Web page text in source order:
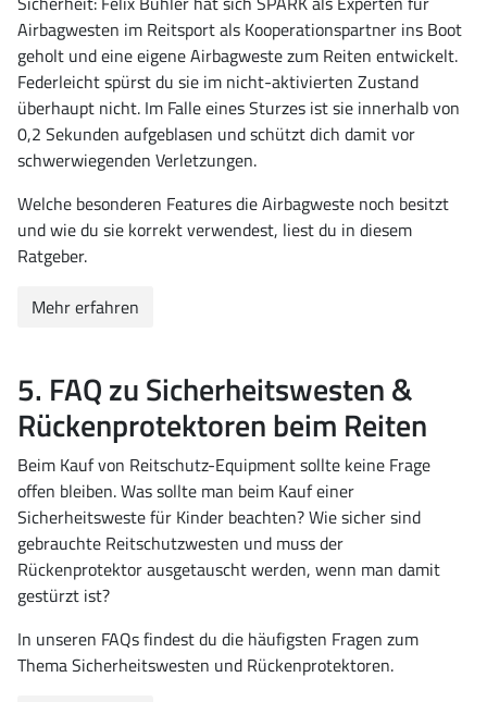
Airbagwesten im Reitsport als Kooperationspartner ins Boot
geholt und eine eigene Airbagweste zum Reiten entwickelt.
Federleicht spürst du sie im nicht-aktivierten Zustand
überhaupt nicht. Im Falle eines Sturzes ist sie innerhalb von
0,2 Sekunden aufgeblasen und schützt dich damit vor
schwerwiegenden Verletzungen.
Welche besonderen Features die Airbagweste noch besitzt
und wie du sie korrekt verwendest, liest du in diesem
Ratgeber.
Mehr erfahren
5. FAQ zu Sicherheitswesten &
Rückenprotektoren beim Reiten
Beim Kauf von Reitschutz-Equipment sollte keine Frage
offen bleiben. Was sollte man beim Kauf einer
Sicherheitsweste für Kinder beachten? Wie sicher sind
gebrauchte Reitschutzwesten und muss der
Rückenprotektor ausgetauscht werden, wenn man damit
gestürzt ist?
In unseren FAQs findest du die häufigsten Fragen zum
Thema Sicherheitswesten und Rückenprotektoren.